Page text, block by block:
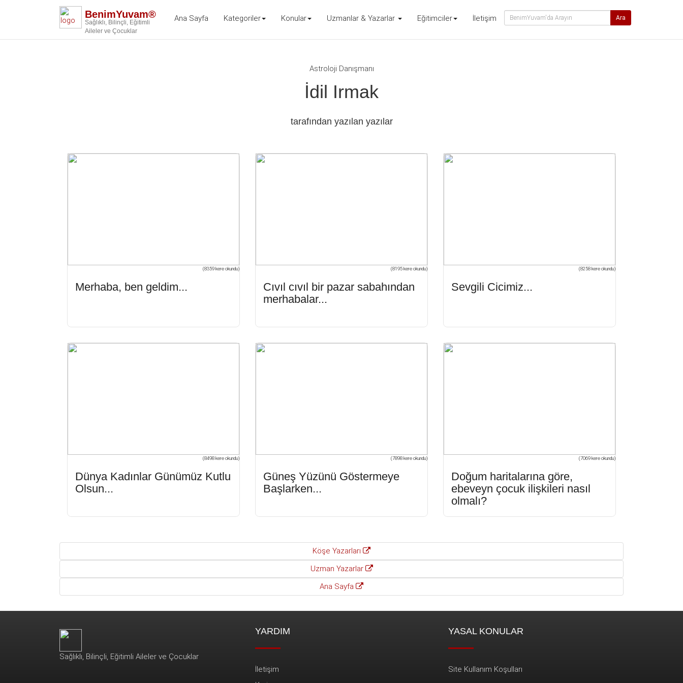
BenimYuvam®
Sağlıklı, Bilinçli, Eğitimli
Aileler ve Çocuklar
Ana Sayfa Kategoriler Konular Uzmanlar & Yazarlar Eğitimciler İletişim Ara
Astroloji Danışmanı
İdil Irmak
tarafından yazılan yazılar
(8359 kere okundu)
Merhaba, ben geldim...
(8195 kere okundu)
Cıvıl cıvıl bir pazar sabahından
merhabalar...
(8258 kere okundu)
Sevgili Cicimiz...
(8498 kere okundu)
Dünya Kadınlar Günümüz Kutlu
Olsun...
(7898 kere okundu)
Güneş Yüzünü Göstermeye
Başlarken...
(7069 kere okundu)
Doğum haritalarına göre,
ebeveyn çocuk ilişkileri nasıl
olmalı?
Köşe Yazarları
Uzman Yazarlar
Ana Sayfa
Sağlıklı, Bilinçli, Eğitimli Aileler ve Çocuklar
YARDIM
İletişim
YASAL KONULAR
Site Kullanım Koşulları